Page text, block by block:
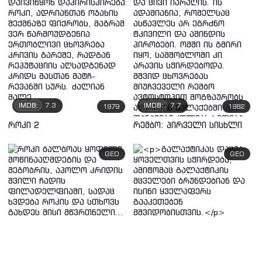
1979
IMDB: 7.3
როკი 2
1982
IMDB: 7.7
რემბო: პირველი სისხლი
GEO GEO